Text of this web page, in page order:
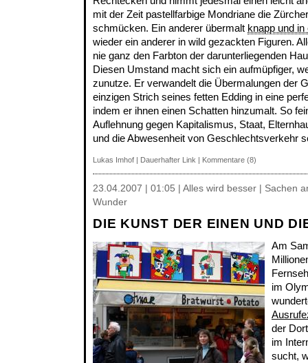
mit der Zeit pastellfarbige Mondriane die
schmücken. Ein anderer übermalt knapp und
wieder ein anderer in wild gezackten Figuren.
nie ganz den Farbton der darunterliegenden
Diesen Umstand macht sich ein aufmüpfiger,
zunutze. Er verwandelt die Übermalungen der
einzigen Strich seines fetten Edding in eine
indem er ihnen einen Schatten hinzumalt. So
Auflehnung gegen Kapitalismus, Staat,
und die Abwesenheit von Geschlechtsverkehr
Lukas Imhof | Dauerhafter Link | Kommentare (8)
23.04.2007 | 01:05 | Alles wird besser | Sachen
Wunder
DIE KUNST DER EINEN UND
Am
im
der
im
sucht,